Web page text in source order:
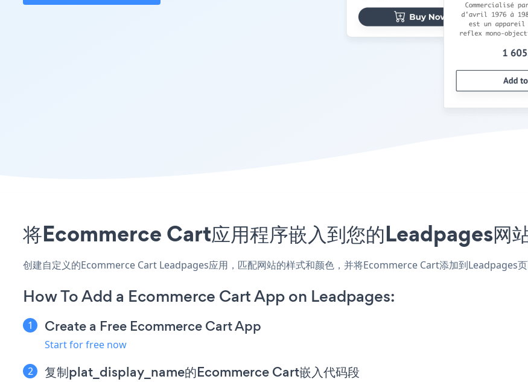
将Ecommerce Cart应用程序嵌入到您的Leadpages网
创建自定义的Ecommerce Cart Leadpages应用，匹配网站的样式和颜色，并将Ecommerce Cart添加到Leadpages页
How To Add a Ecommerce Cart App on Leadpages:
Create a Free Ecommerce Cart App
Start for free now
复制plat_display_name的Ecommerce Cart嵌入代码段